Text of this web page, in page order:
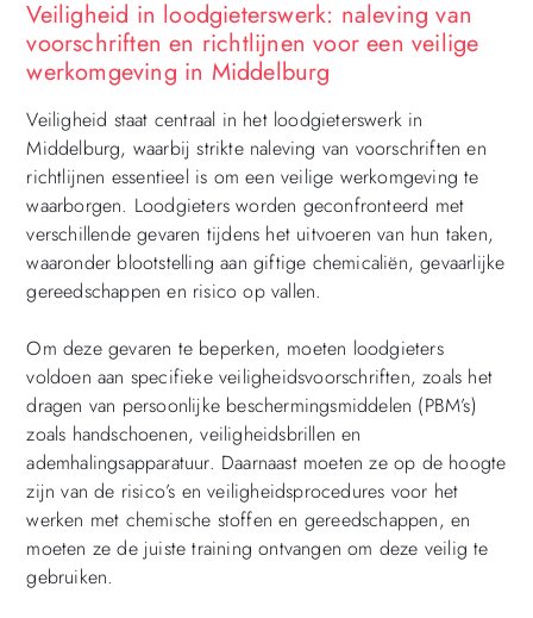
Veiligheid in loodgieterswerk: naleving van
voorschriften en richtlijnen voor een veilige
werkomgeving in Middelburg
Veiligheid staat centraal in het loodgieterswerk in
Middelburg, waarbij strikte naleving van voorschriften en
richtlijnen essentieel is om een veilige werkomgeving te
waarborgen. Loodgieters worden geconfronteerd met
verschillende gevaren tijdens het uitvoeren van hun taken,
waaronder blootstelling aan giftige chemicaliën, gevaarlijke
gereedschappen en risico op vallen.
Om deze gevaren te beperken, moeten loodgieters
voldoen aan specifieke veiligheidsvoorschriften, zoals het
dragen van persoonlijke beschermingsmiddelen (PBM’s)
zoals handschoenen, veiligheidsbrillen en
ademhalingsapparatuur. Daarnaast moeten ze op de hoogte
zijn van de risico’s en veiligheidsprocedures voor het
werken met chemische stoffen en gereedschappen, en
moeten ze de juiste training ontvangen om deze veilig te
gebruiken.